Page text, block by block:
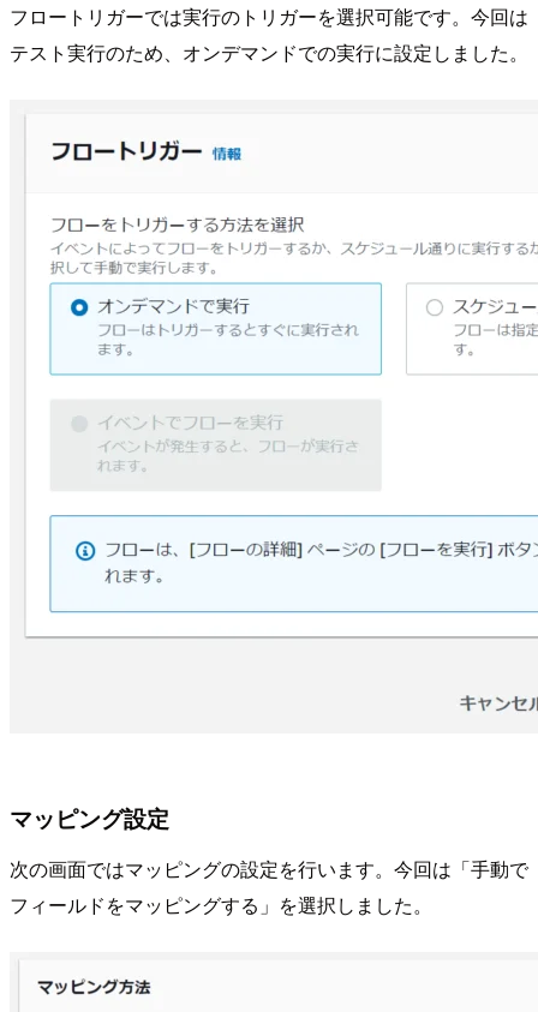
フロートリガーでは実行のトリガーを選択可能です。今回は
テスト実行のため、オンデマンドでの実行に設定しました。
マッピング設定
次の画面ではマッピングの設定を行います。今回は「手動で
フィールドをマッピングする」を選択しました。